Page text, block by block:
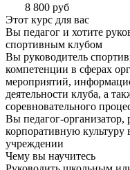
8 800 руб
Этот курс для вас
Вы педагог и хотите
спортивным клубом
Вы руководитель
компетенции в сферах
мероприятий,
деятельности клуба, а
соревновательного
Вы педагог-
корпоративную культуру
учреждении
Чему вы научитесь